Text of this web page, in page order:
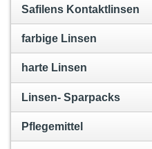
Safilens Kontaktlinsen
farbige Linsen
harte Linsen
Linsen- Sparpacks
Pflegemittel